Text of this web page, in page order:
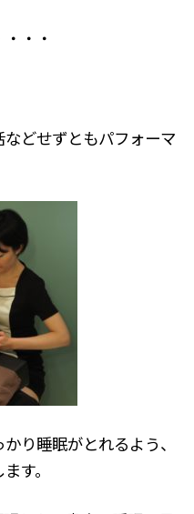
・・
どせずともパフォーマ
り睡眠がとれるよう、
す。